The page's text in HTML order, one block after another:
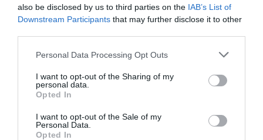
also be disclosed by us to third parties on the IAB’s List of
Downstream Participants that may further disclose it to other
Personal Data Processing Opt Outs
I want to opt-out of the Sharing of my
personal data.
Opted In
I want to opt-out of the Sale of my
Personal Data.
Opted In
NDRa commenté l'article :
Aéroports du Maroc : la carte d’embarquement passe
au tout numérique avec Pax Check
histoire de l'aviation